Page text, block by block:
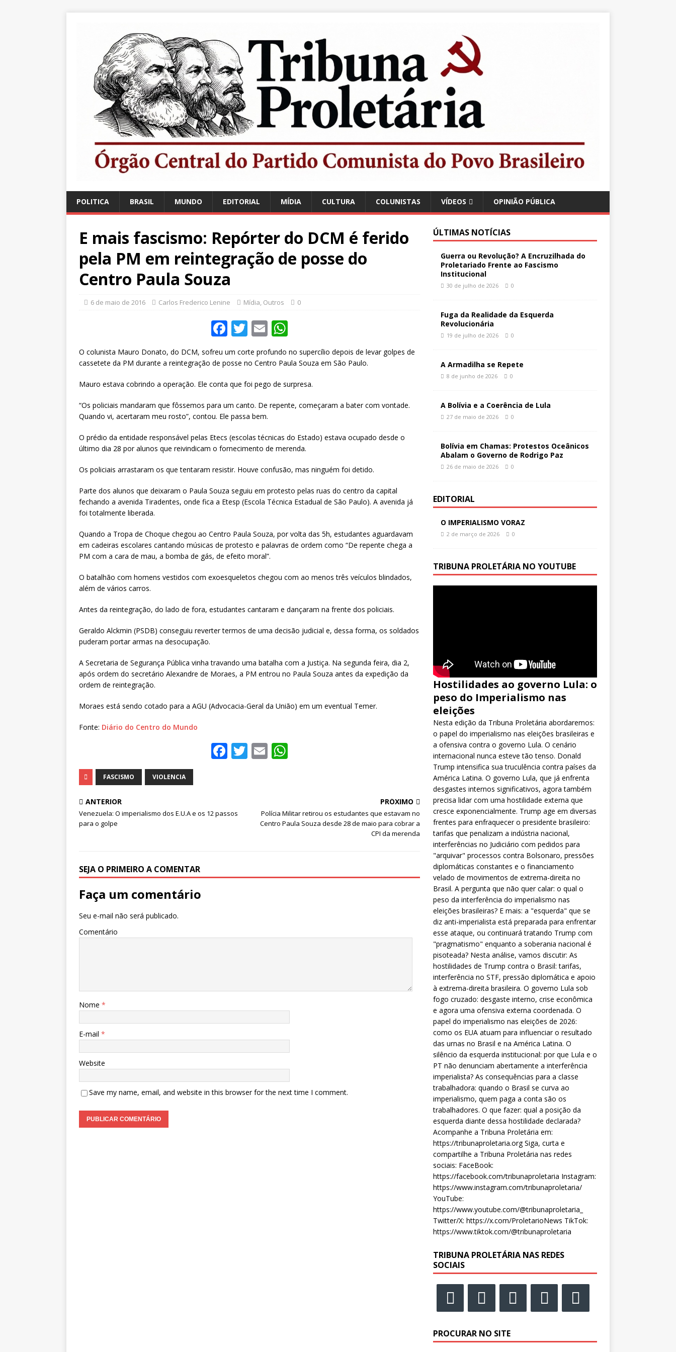
POLITICA BRASIL MUNDO EDITORIAL MÍDIA CULTURA COLUNISTAS VÍDEOS OPINIÃO PÚBLICA
E mais fascismo: Repórter do DCM é ferido
pela PM em reintegração de posse do
Centro Paula Souza
6 de maio de 2016 Carlos Frederico Lenine Mídia, Outros 0
F
c
b
o
o
k
T
it
te
r
E
m
ai
l
at
A
p
O colunista Mauro Donato, do DCM, sofreu um corte profundo no supercílio depois de levar golpes de
cassetete da PM durante a reintegração de posse no Centro Paula Souza em São Paulo.
Mauro estava cobrindo a operação. Ele conta que foi pego de surpresa.
“Os policiais mandaram que fôssemos para um canto. De repente, começaram a bater com vontade.
Quando vi, acertaram meu rosto”, contou. Ele passa bem.
O prédio da entidade responsável pelas Etecs (escolas técnicas do Estado) estava ocupado desde o
último dia 28 por alunos que reivindicam o fornecimento de merenda.
Os policiais arrastaram os que tentaram resistir. Houve confusão, mas ninguém foi detido.
Parte dos alunos que deixaram o Paula Souza seguiu em protesto pelas ruas do centro da capital
fechando a avenida Tiradentes, onde fica a Etesp (Escola Técnica Estadual de São Paulo). A avenida já
foi totalmente liberada.
Quando a Tropa de Choque chegou ao Centro Paula Souza, por volta das 5h, estudantes aguardavam
em cadeiras escolares cantando músicas de protesto e palavras de ordem como “De repente chega a
PM com a cara de mau, a bomba de gás, de efeito moral”.
O batalhão com homens vestidos com exoesqueletos chegou com ao menos três veículos blindados,
além de vários carros.
Antes da reintegração, do lado de fora, estudantes cantaram e dançaram na frente dos policiais.
Geraldo Alckmin (PSDB) conseguiu reverter termos de uma decisão judicial e, dessa forma, os soldados
puderam portar armas na desocupação.
A Secretaria de Segurança Pública vinha travando uma batalha com a Justiça. Na segunda feira, dia 2,
após ordem do secretário Alexandre de Moraes, a PM entrou no Paula Souza antes da expedição da
ordem de reintegração.
Moraes está sendo cotado para a AGU (Advocacia-Geral da União) em um eventual Temer.
Fonte: Diário do Centro do Mundo
F
b
T E
A
p
FASCISMO VIOLENCIA
ANTERIOR
Venezuela: O imperialismo dos E.U.A e os 12 passos
para o golpe
PRÓXIMO
Polícia Militar retirou os estudantes que estavam no
Centro Paula Souza desde 28 de maio para cobrar a
CPI da merenda
SEJA O PRIMEIRO A COMENTAR
Faça um comentário
Seu e-mail não será publicado.
Comentário
Nome *
E-mail *
Website
Save my name, email, and website in this browser for the next time I comment.
ÚLTIMAS NOTÍCIAS
Guerra ou Revolução? A Encruzilhada do
Proletariado Frente ao Fascismo
Institucional
30 de julho de 2026 0
Fuga da Realidade da Esquerda
Revolucionária
19 de julho de 2026 0
A Armadilha se Repete
8 de junho de 2026 0
A Bolívia e a Coerência de Lula
27 de maio de 2026 0
Bolívia em Chamas: Protestos Oceânicos
Abalam o Governo de Rodrigo Paz
26 de maio de 2026 0
EDITORIAL
O IMPERIALISMO VORAZ
2 de março de 2026 0
TRIBUNA PROLETÁRIA NO YOUTUBE
Hostilidades ao governo Lula: o
peso do Imperialismo nas
eleições
Nesta edição da Tribuna Proletária abordaremos:
o papel do imperialismo nas eleições brasileiras e
a ofensiva contra o governo Lula. O cenário
internacional nunca esteve tão tenso. Donald
Trump intensifica sua truculência contra países da
América Latina. O governo Lula, que já enfrenta
desgastes internos significativos, agora também
precisa lidar com uma hostilidade externa que
cresce exponencialmente. Trump age em diversas
frentes para enfraquecer o presidente brasileiro:
tarifas que penalizam a indústria nacional,
interferências no Judiciário com pedidos para
"arquivar" processos contra Bolsonaro, pressões
diplomáticas constantes e o financiamento
velado de movimentos de extrema-direita no
Brasil. A pergunta que não quer calar: o qual o
peso da interferência do imperialismo nas
eleições brasileiras? E mais: a "esquerda" que se
diz anti-imperialista está preparada para enfrentar
esse ataque, ou continuará tratando Trump com
"pragmatismo" enquanto a soberania nacional é
pisoteada? Nesta análise, vamos discutir: As
hostilidades de Trump contra o Brasil: tarifas,
interferência no STF, pressão diplomática e apoio
à extrema-direita brasileira. O governo Lula sob
fogo cruzado: desgaste interno, crise econômica
e agora uma ofensiva externa coordenada. O
papel do imperialismo nas eleições de 2026:
como os EUA atuam para influenciar o resultado
das urnas no Brasil e na América Latina. O
silêncio da esquerda institucional: por que Lula e o
PT não denunciam abertamente a interferência
imperialista? As consequências para a classe
trabalhadora: quando o Brasil se curva ao
imperialismo, quem paga a conta são os
trabalhadores. O que fazer: qual a posição da
esquerda diante dessa hostilidade declarada?
Acompanhe a Tribuna Proletária em:
https://tribunaproletaria.org Siga, curta e
compartilhe a Tribuna Proletária nas redes
sociais: FaceBook:
https://facebook.com/tribunaproletaria Instagram:
https://www.instagram.com/tribunaproletaria/
YouTube:
https://www.youtube.com/@tribunaproletaria_
Twitter/X: https://x.com/ProletarioNews TikTok:
https://www.tiktok.com/@tribunaproletaria
TRIBUNA PROLETÁRIA NAS REDES
SOCIAIS
PROCURAR NO SITE